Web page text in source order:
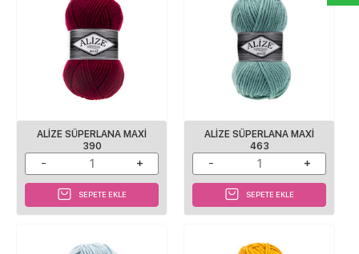
ALİZE SÜPERLANA MAXİ
390
SEPETE EKLE
ALİZE SÜPERLANA MAXİ
463
SEPETE EKLE